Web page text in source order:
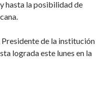
hasta la posibilidad de
Presidente de la institución
lograda este lunes en la